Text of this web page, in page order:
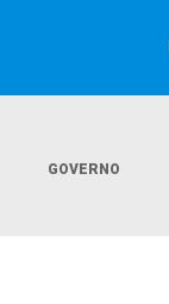
GOVERNO